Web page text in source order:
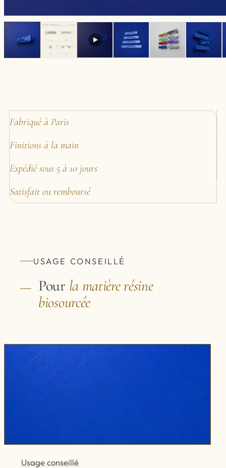
Fabriqué à Paris
Finitions à la main
Expédié sous 5 à 10 jours
Satisfait ou remboursé
USAGE CONSEILLÉ
Pour la matièrerésine
biosourcée
Usage conseillé